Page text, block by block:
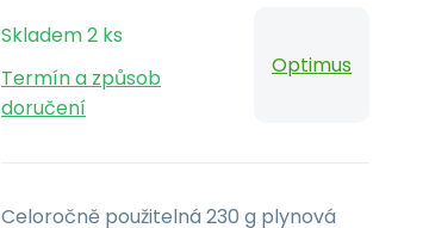
Skladem2 ks
Termín a způsob
doručení
Optimus
Celoročně použitelná 230 g plynová